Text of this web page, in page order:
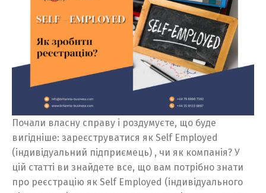
Почали власну справу і роздумуєте, що буде
вигідніше: зареєструватися як Self Employed
(індивідуальний підприємець) , чи як компанія? У
цій статті ви знайдете все, що вам потрібно знати
про реєстрацію як Self Employed (індивідуального